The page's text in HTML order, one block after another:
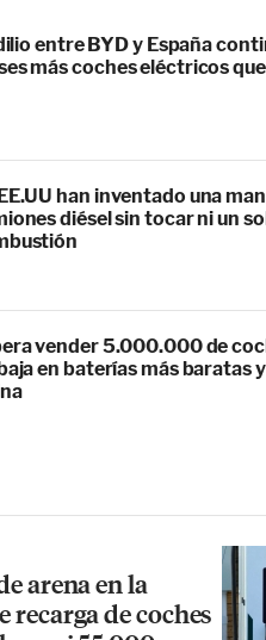
entre BYD y España
más coches eléctricos
han inventado una
diésel sin tocar ni un
vender 5.000.000 de
en baterías más baratas
arena en la
de coches